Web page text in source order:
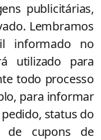
publicitárias,
Lembramos
informado no
utilizado para
todo processo
para informar
status do
de cupons de